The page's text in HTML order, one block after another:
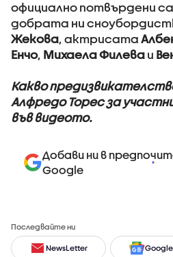
официално потвърдени
добрата ни
Жекова, актрисата
Енчо, Михаела Филева и
Какво
Алфредо Торес за
във видеото.
Добави ни в
Google
Последвайте ни
NewsLetter